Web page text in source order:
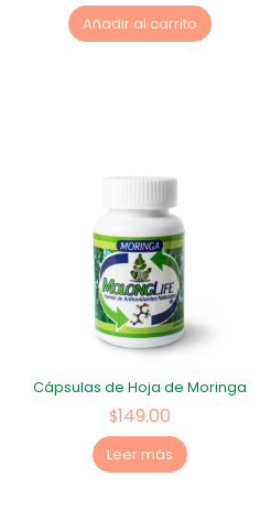
Añadir al carrito
Cápsulas de Hoja de Moringa
$149.00
Leer más